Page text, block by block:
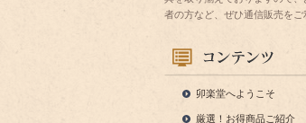
者の方など、ぜひ通信販売をご
卯楽堂へようこそ
厳選！お得商品ご紹介